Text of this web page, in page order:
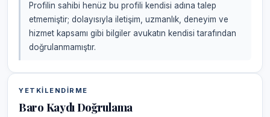
Profilin sahibi henüz bu profili kendisi adına talep
etmemiştir; dolayısıyla iletişim, uzmanlık, deneyim ve
hizmet kapsamı gibi bilgiler avukatın kendisi tarafından
doğrulanmamıştır.
YETKILENDIRME
Baro Kaydı Doğrulama